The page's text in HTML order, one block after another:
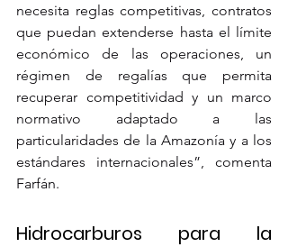
necesita reglas competitivas, contratos
que puedan extenderse hasta el límite
económico de las operaciones, un
régimen de regalías que permita
recuperar competitividad y un marco
normativo adaptado a las
particularidades de la Amazonía y a los
estándares internacionales”, comenta
Farfán.
Hidrocarburos para la